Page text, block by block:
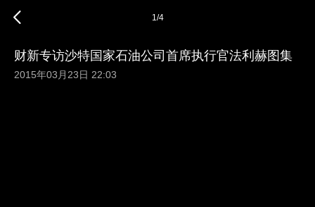
1/4
财新专访沙特国家石油公司首席执行官法利赫图集
2015年03月23日 22:03